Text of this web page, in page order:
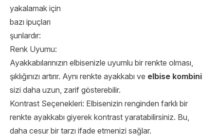
yakalamak için
bazı ipuçları
şunlardır:
Renk Uyumu:
Ayakkabılarınızın elbisenizle uyumlu bir renkte olması,
şıklığınızı artırır. Aynı renkte ayakkabı ve elbise kombini
sizi daha uzun, zarif gösterebilir.
Kontrast Seçenekleri: Elbisenizin renginden farklı bir
renkte ayakkabı giyerek kontrast yaratabilirsiniz. Bu,
daha cesur bir tarzı ifade etmenizi sağlar.